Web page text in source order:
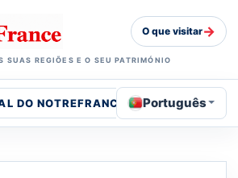
SUAS REGIÕES E O SEU PATRIMÓNIO
O que visitar→
DO NOTREFRANCE Português